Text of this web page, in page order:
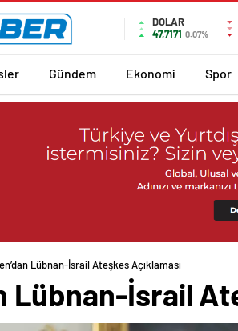
DOLAR
47,7171 0.07%
Gündem Ekonomi Spor
Lübnan-İsrail Ateşkes Açıklaması
Lübnan-İsrail